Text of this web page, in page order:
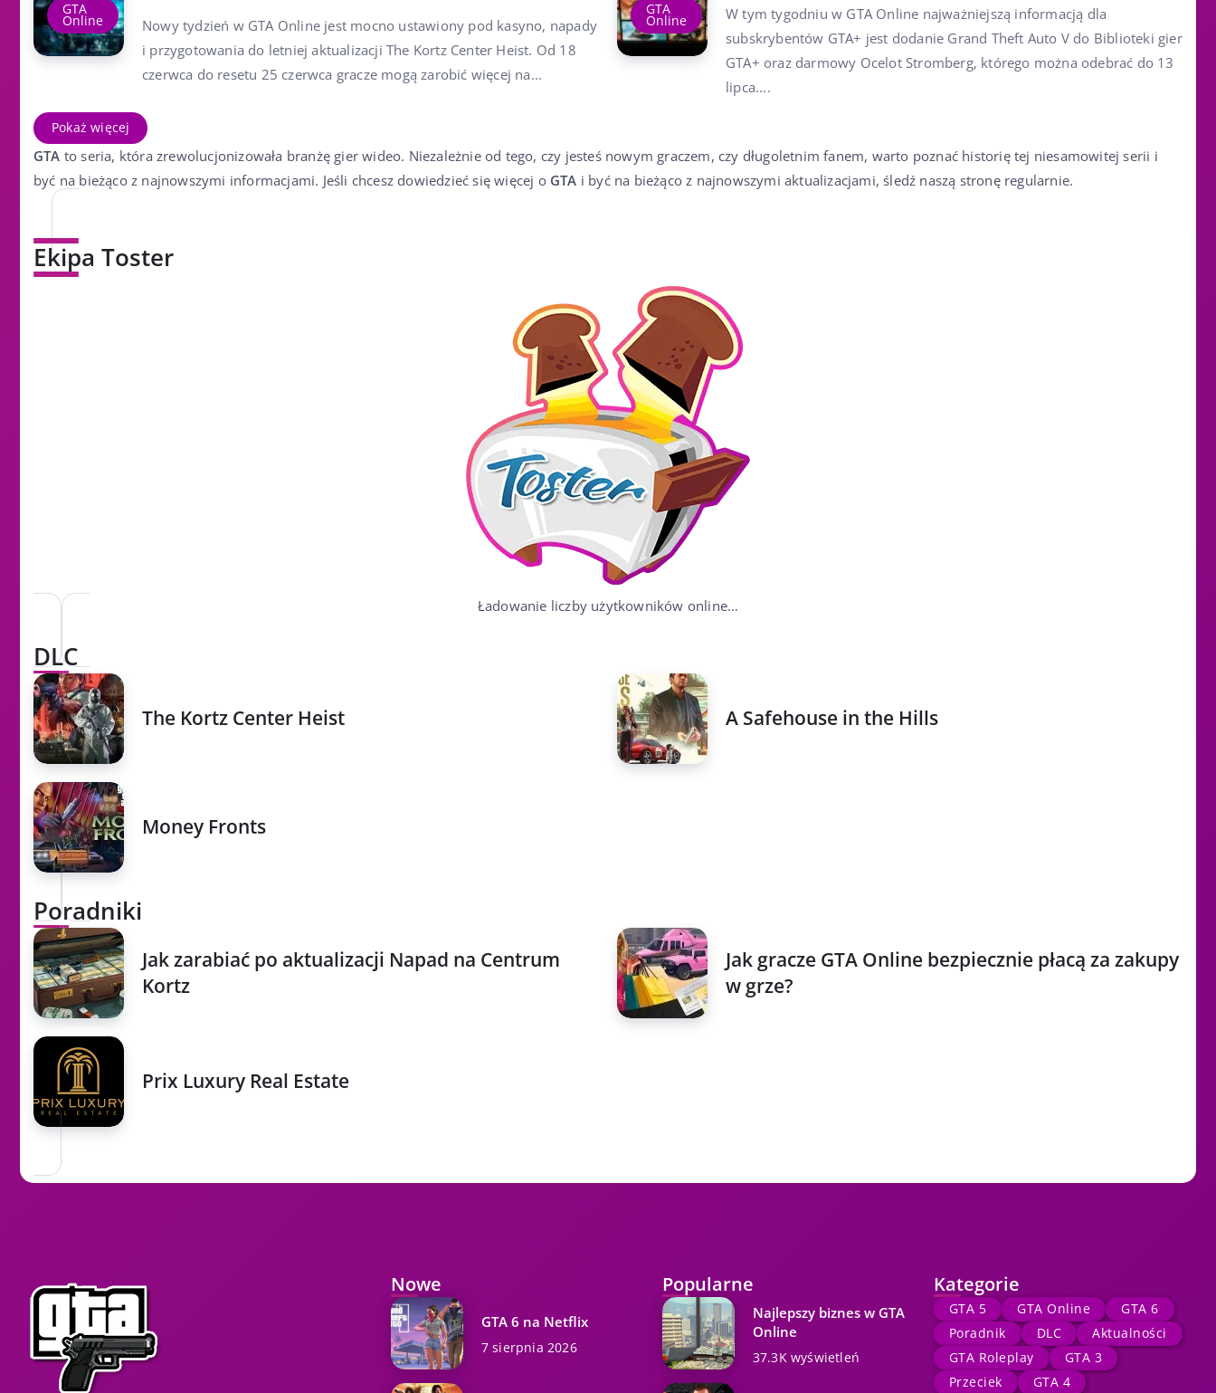
GTA
Online
Nowy tydzień w GTA Online jest mocno ustawiony pod kasyno, napady
i przygotowania do letniej aktualizacji The Kortz Center Heist. Od 18
czerwca do resetu 25 czerwca gracze mogą zarobić więcej na...
GTA
Online
W tym tygodniu w GTA Online najważniejszą informacją dla
subskrybentów GTA+ jest dodanie Grand Theft Auto V do Biblioteki gier
GTA+ oraz darmowy Ocelot Stromberg, którego można odebrać do 13
lipca....
Pokaż więcej
GTA to seria, która zrewolucjonizowała branżę gier wideo. Niezależnie od tego, czy jesteś nowym graczem, czy długoletnim fanem, warto poznać historię tej niesamowitej serii i
być na bieżąco z najnowszymi informacjami. Jeśli chcesz dowiedzieć się więcej o GTA i być na bieżąco z najnowszymi aktualizacjami, śledź naszą stronę regularnie.
Ekipa Toster
Ładowanie liczby użytkowników online…
DLC
The Kortz Center Heist A Safehouse in the Hills
Money Fronts
Poradniki
Jak zarabiać po aktualizacji Napad na Centrum
Kortz
Jak gracze GTA Online bezpiecznie płacą za zakupy
w grze?
Prix Luxury Real Estate
Nowe
GTA 6 na Netflix
7 sierpnia 2026
Popularne
Najlepszy biznes w GTA
Online
37.3K wyświetleń
Kategorie
GTA 5 GTA Online
GTA 6
Poradnik
DLC
Aktualności
GTA Roleplay
GTA 3
Przeciek
GTA 4